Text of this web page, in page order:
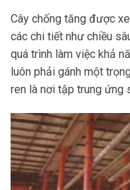
Cây chống tăng được
các chi tiết như chiều
quá trình làm việc khả
luôn phải gánh một
ren là nơi tập trung ứng